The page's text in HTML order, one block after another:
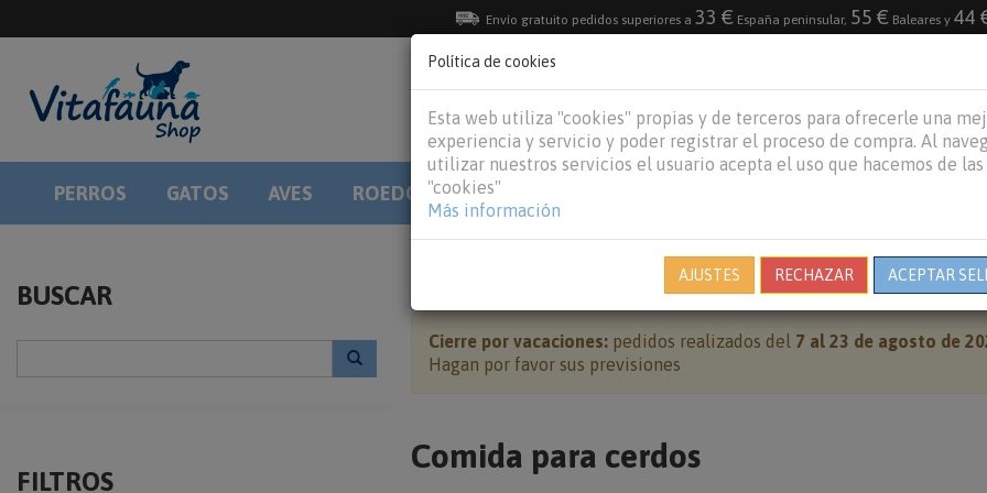
Envío gratuito pedidos superiores a 33 € España peninsular, 55 € Baleares y 44
DESTACADO
VACACIONES DE VERANO 2026
PERROS GATOS AVES ROEDORES REPTILES
BUSCAR
FILTROS
COMIDA PARA CERDOS
Cierre por vacaciones:pedidos realizados del 7 al 23 de agosto de
Hagan por favor sus previsiones
Comida para cerdos
Política de cookies
Esta web utiliza "cookies" propias y de terceros para ofrecerle una
experiencia y servicio y poder registrar el proceso de compra. Al
utilizar nuestros servicios el usuario acepta el uso que hacemos de las
"cookies"
Más información
AJUSTES RECHAZAR ACEPTAR